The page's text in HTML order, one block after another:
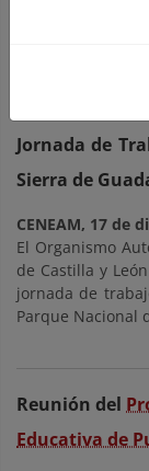
Jornada de
Sierra de
CENEAM, 17 de
El Organismo
de Castilla y
jornada de
Parque Nacional
Reunión del
Educativa de